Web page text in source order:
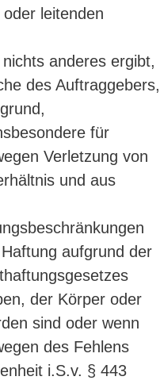
leitenden
anderes ergibt,
des Auftraggebers,
für
Verletzung von
und aus
aufgrund der
der Körper oder
sind oder wenn
des Fehlens
i.S.v. § 443